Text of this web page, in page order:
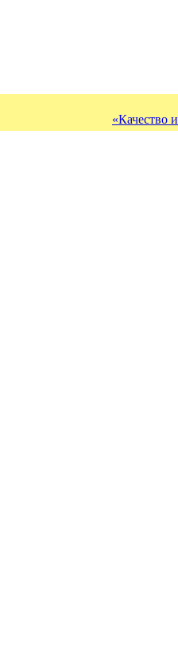
«Качество